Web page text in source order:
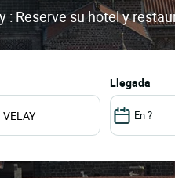
: Reserve su hotel y
llegada